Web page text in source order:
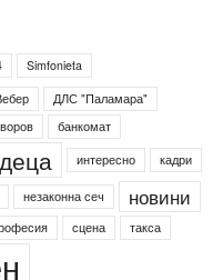
Simfonieta
ДЛС "Паламара"
банкомат
деца интересно кадри
незаконна сеч новини
сцена такса